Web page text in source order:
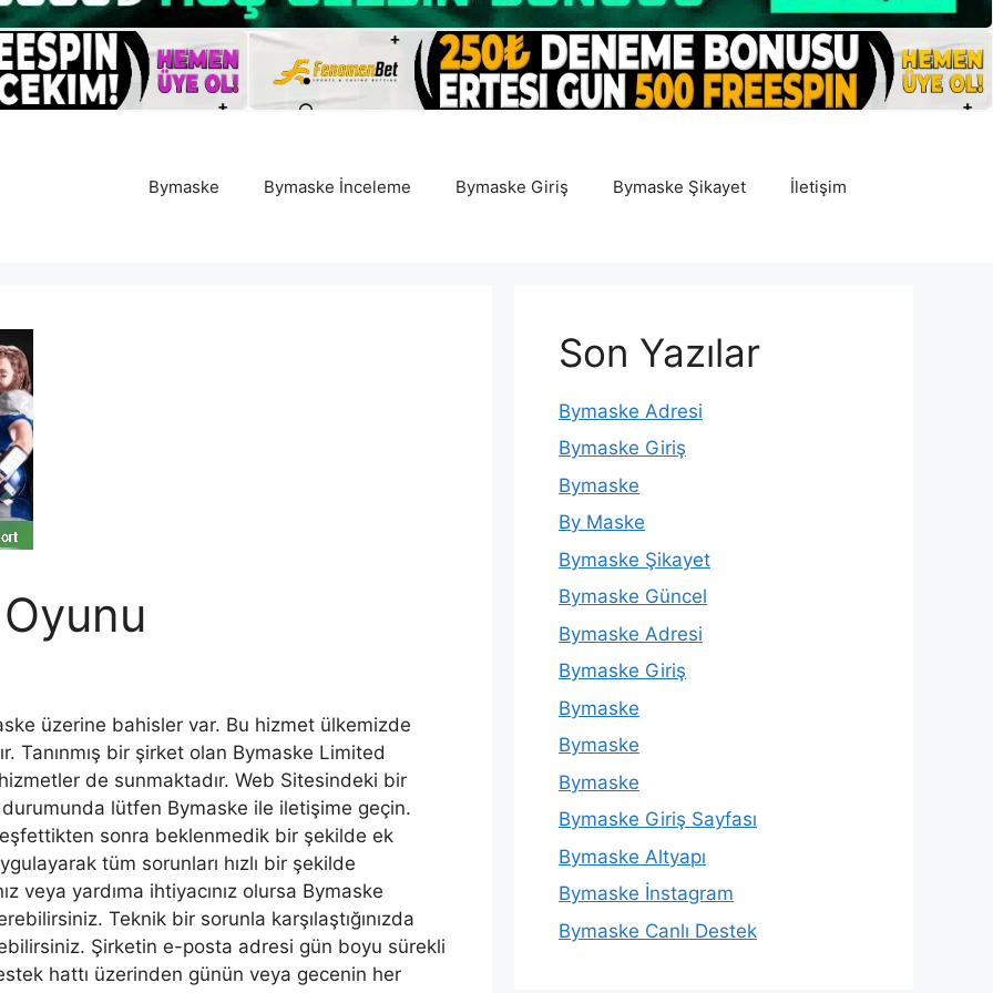
Bymaske Bymaske İnceleme Bymaske Giriş Bymaske Şikayet İletişim
üzerine bahisler var. Bu hizmet ülkemizde
Tanınmış bir şirket olan Bymaske Limited
de sunmaktadır. Web Sitesindeki bir
lütfen Bymaske ile iletişime geçin.
sonra beklenmedik bir şekilde ek
tüm sorunları hızlı bir şekilde
veya yardıma ihtiyacınız olursa Bymaske
Teknik bir sorunla karşılaştığınızda
Şirketin e-posta adresi gün boyu sürekli
hattı üzerinden günün veya gecenin her
Son Yazılar
Bymaske Adresi
Bymaske Giriş
Bymaske
By Maske
Bymaske Şikayet
Bymaske Güncel
Bymaske Adresi
Bymaske Giriş
Bymaske
Bymaske
Bymaske
Bymaske Giriş Sayfası
Bymaske Altyapı
Bymaske İnstagram
Bymaske Canlı Destek